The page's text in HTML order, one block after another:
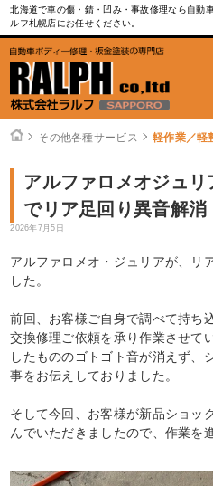
北海道で車の傷・錆・凹み・事故修理なら自動
ルフ札幌店にお任せください。
その他各種サービス 軽作業／軽
アルファロメオジュ
でリア足回り異音解消
2026年7月5日
アルファロメオ・ジュリアが、リ
した。
前回、お客様ご自身で調べて持ち
交換修理ご依頼を承り作業させて
したもののゴトゴト音が消えず、
事をお伝えしておりました。
そして今回、お客様が新品ショッ
んでいただきましたので、作業を